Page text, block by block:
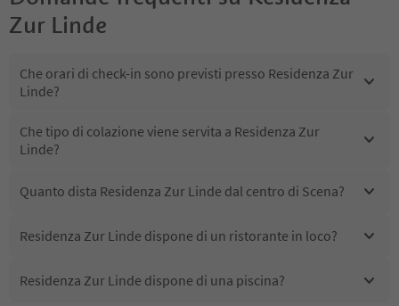
Zur Linde
Che orari di check-in sono previsti presso Residenza Zur
Linde?
Che tipo di colazione viene servita a Residenza Zur
Linde?
Quanto dista Residenza Zur Linde dal centro di Scena?
Residenza Zur Linde dispone di un ristorante in loco?
Residenza Zur Linde dispone di una piscina?